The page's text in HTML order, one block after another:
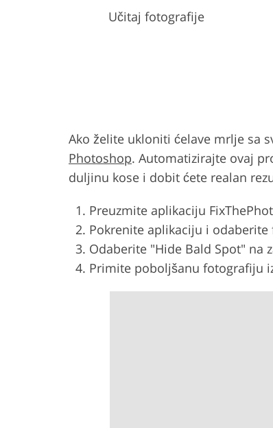
Učitaj fotografije
Ako želite ukloniti ćelave mrlje sa
Photoshop. Automatizirajte ovaj
duljinu kose i dobit ćete realan
Preuzmite aplikaciju
Pokrenite aplikaciju i
Odaberite "Hide Bald Spot" na
Primite poboljšanu fotografiju